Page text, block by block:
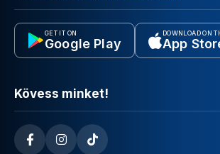
GET IT ON
Google Play
DOWNLOAD ON
App
Kövess minket!